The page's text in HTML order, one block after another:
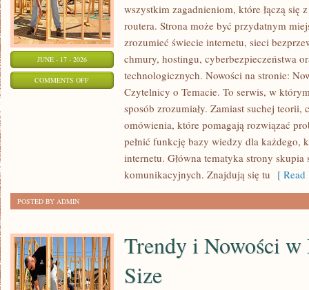
JUNE - 17 - 2026
COMMENTS OFFON
REGULACJE
wszystkim zagadnieniom, które łączą się
routera. Strona może być przydatnym
zrozumieć świecie internetu, sieci
chmury, hostingu, cyberbezpieczeństwa
technologicznych. Nowości na stronie:
Czytelnicy o Temacie. To serwis, w
sposób zrozumiały. Zamiast suchej
omówienia, które pomagają rozwiązać
pełnić funkcję bazy wiedzy dla każdego,
internetu. Główna tematyka strony skupia
komunikacyjnych. Znajdują się tu [
POSTED BY ADMIN
Trendy i Nowości w
Size